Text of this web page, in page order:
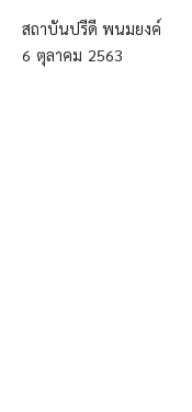
สถาบันปรีดี พนมยงค์
6 ตุลาคม 2563